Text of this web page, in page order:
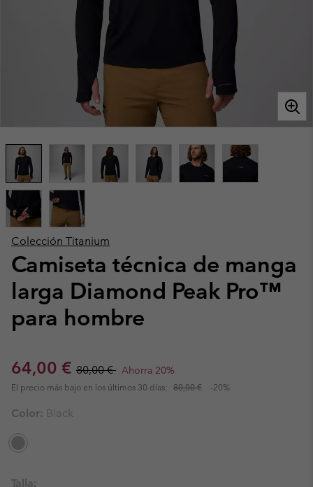
Colección Titanium
Camiseta técnica de manga
larga Diamond Peak Pro™
para hombre
Sale price:
64,00 € Regular price:
80,00 € Ahorra 20%
El precio más bajo en los últimos 30 días: 80,00 € -20%
Color: Black
Talla: